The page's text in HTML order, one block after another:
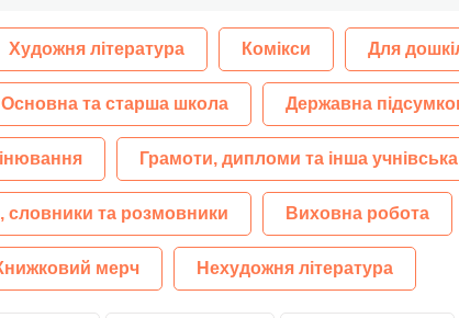
Художня література Комікси Для
Основна та старша школа Державна
Грамоти, дипломи та інша
словники та розмовники Виховна робота
мерч Нехудожня література